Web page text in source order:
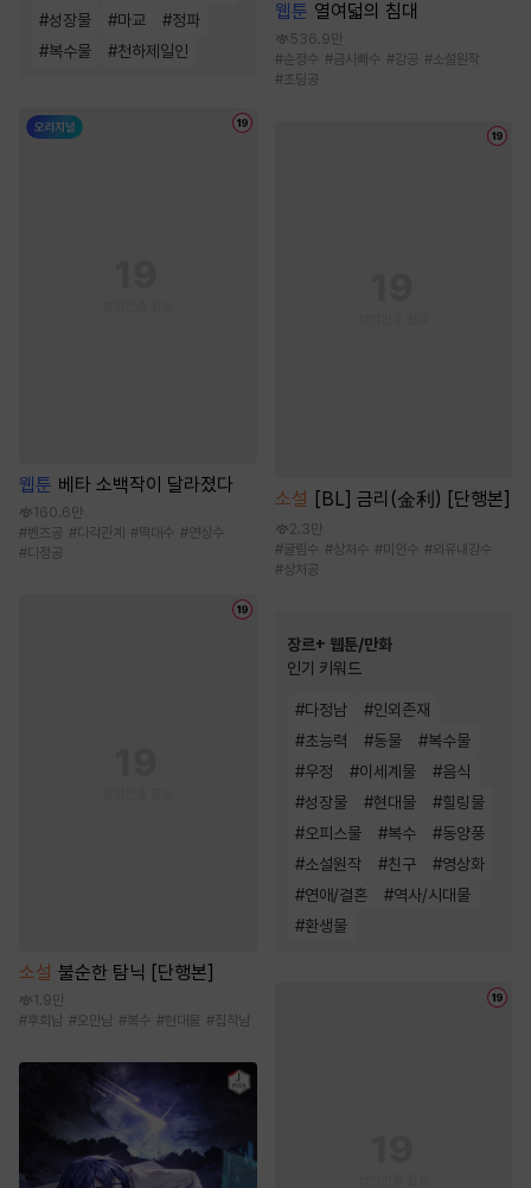
#성장물 #마교 #정파
#복수물 #천하제일인
웹툰 베타 소백작이 달라졌다
160.6만
#벤츠공 #다각관계 #떡대수 #연상수
#다정공
소설 불순한 탐닉 [단행본]
1.9만
#후회남 #오만남 #복수 #현대물 #집착남
웹툰 열여덟의 침대
536.9만
#순정수 #금사빠수 #강공 #소설원작
#초딩공
소설 [BL] 금리(金利) [단행본]
2.3만
#굴림수 #상처수 #미인수 #외유내강수
#상처공
장르+ 웹툰/만화
인기 키워드
#다정남 #인외존재
#초능력 #동물 #복수물
#우정 #이세계물 #음식
#성장물 #현대물 #힐링물
#오피스물 #복수 #동양풍
#소설원작 #친구 #영상화
#연애/결혼 #역사/시대물
#환생물